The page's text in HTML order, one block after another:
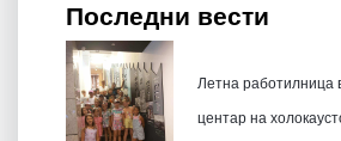
Последни вести
Летна работилница
центар на